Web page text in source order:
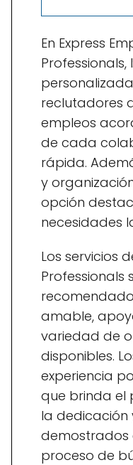
En Express
reclutadores
empleos
de cada
rápida.
y
opción
necesidades
Los servicios
Professionals
amable,
variedad de
disponibles.
experiencia
que brinda el
la dedicación
demostrados
proceso de